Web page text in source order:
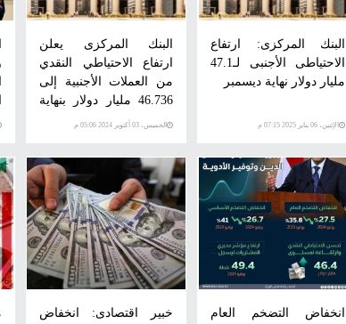
البنك المركزى: ارتفاع
الاحتياطى الأجنبى لـ47.1
مليار دولار نهاية ديسمبر
الإثنين، 06 يناير 2025 07:15 م
البنك المركزى يعلن
ارتفاع الاحتياطي النقدي
من العملات الأجنبية إلى
46.736 مليار دولار بنهاية
سبتمبر
الخميس، 03 أكتوبر 2024 05:06 م
انخفاض التضخم العام
خبير اقتصادى: انخفاض